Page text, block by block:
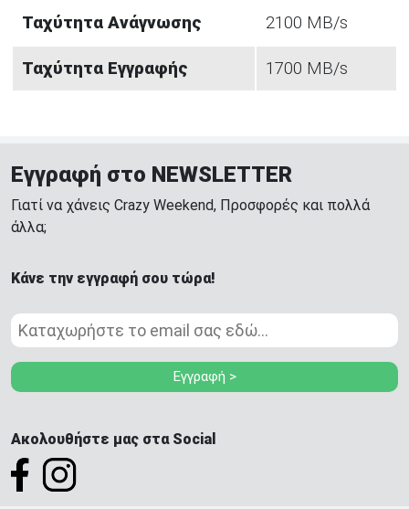
Ταχύτητα Ανάγνωσης 2100 MB/s
Ταχύτητα Εγγραφής 1700 MB/s
Εγγραφή στο NEWSLETTER
Γιατί να χάνεις Crazy Weekend, Προσφορές και πολλά
άλλα;
Κάνε την εγγραφή σου τώρα!
Εγγραφή >
Ακολουθήστε μας στα Social